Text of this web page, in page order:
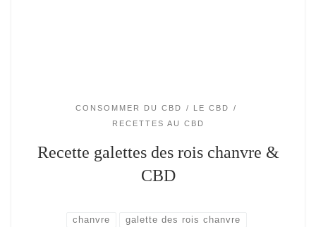
CONSOMMER DU CBD
LE CBD
RECETTES AU CBD
Recette galettes des rois chanvre &
CBD
chanvre
galette des rois chanvre